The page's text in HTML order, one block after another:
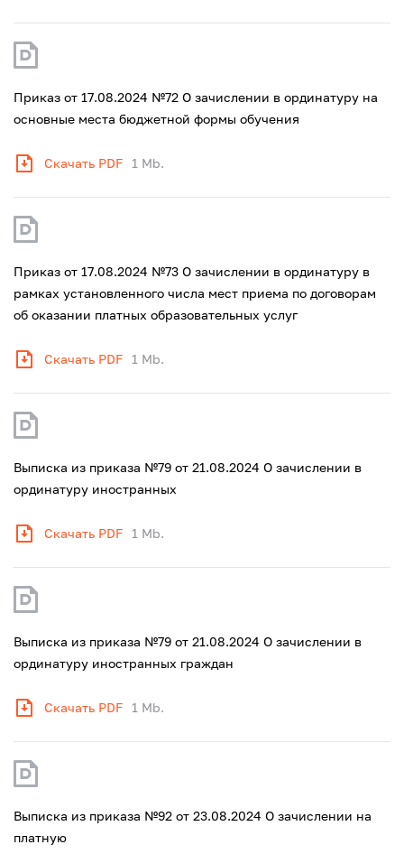
Приказ от 17.08.2024 №72 О зачислении в ординатуру на
основные места бюджетной формы обучения
Скачать PDF 1 Mb.
Приказ от 17.08.2024 №73 О зачислении в ординатуру в
рамках установленного числа мест приема по договорам
об оказании платных образовательных услуг
Скачать PDF 1 Mb.
Выписка из приказа №79 от 21.08.2024 О зачислении в
ординатуру иностранных
Скачать PDF 1 Mb.
Выписка из приказа №79 от 21.08.2024 О зачислении в
ординатуру иностранных граждан
Скачать PDF 1 Mb.
Выписка из приказа №92 от 23.08.2024 О зачислении на
платную